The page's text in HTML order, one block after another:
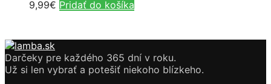
9,99€ Pridať do košíka
Darčeky pre každého 365 dní v roku.
Už si len vybrať a potešiť niekoho blízkeho.